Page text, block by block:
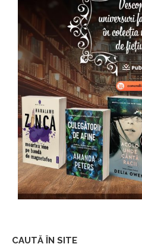
CAUTĂ ÎN SITE